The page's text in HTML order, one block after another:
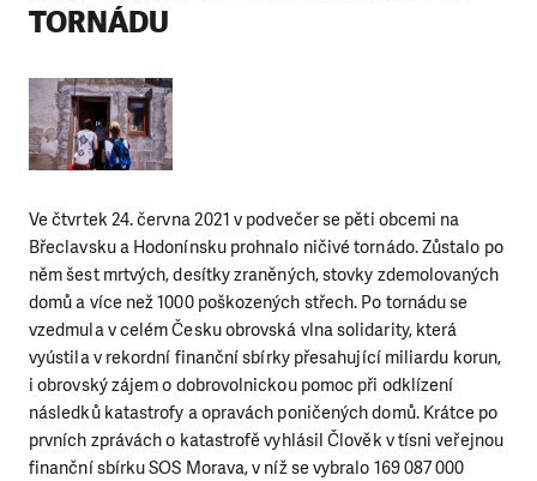
TORNÁDU
Ve čtvrtek 24. června 2021 v podvečer se pěti obcemi na
Břeclavsku a Hodonínsku prohnalo ničivé tornádo. Zůstalo po
něm šest mrtvých, desítky zraněných, stovky zdemolovaných
domů a více než 1000 poškozených střech. Po tornádu se
vzedmula v celém Česku obrovská vlna solidarity, která
vyústila v rekordní finanční sbírky přesahující miliardu korun,
i obrovský zájem o dobrovolnickou pomoc při odklízení
následků katastrofy a opravách poničených domů. Krátce po
prvních zprávách o katastrofě vyhlásil Člověk v tísni veřejnou
finanční sbírku SOS Morava, v níž se vybralo 169 087 000